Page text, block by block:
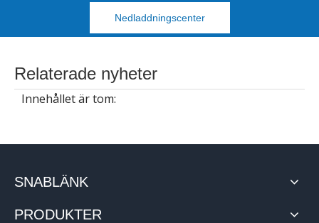
Nedladdningscenter
Relaterade nyheter
Innehållet är tom:
SNABLÄNK
PRODUKTER